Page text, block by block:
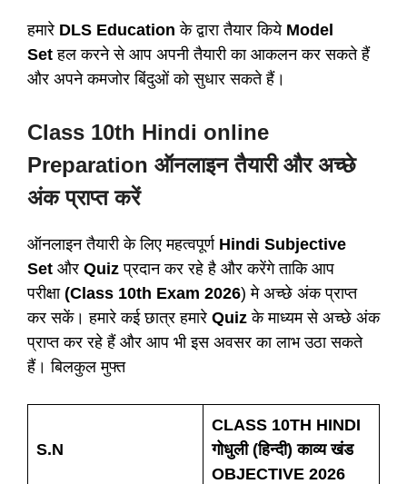
हमारे DLS Education के द्वारा तैयार किये Model
Setहल करने से आप अपनी तैयारी का आकलन कर सकते हैं
और अपने कमजोर बिंदुओं को सुधार सकते हैं।
Class 10th Hindi online
Preparation ऑनलाइन तैयारी और अच्छे
अंक प्राप्त करें
ऑनलाइन तैयारी के लिए महत्वपूर्ण Hindi Subjective
Set और Quiz प्रदान कर रहे है और करेंगे ताकि आप
परीक्षा (Class 10th Exam 2026) मे अच्छे अंक प्राप्त
कर सकें। हमारे कई छात्र हमारे Quiz के माध्यम से अच्छे अंक
प्राप्त कर रहे हैं और आप भी इस अवसर का लाभ उठा सकते
हैं। बिलकुल मुफ्त
S.N
CLASS 10TH HINDI
गोधुली (हिन्दी) काव्य खंड
OBJECTIVE 2026